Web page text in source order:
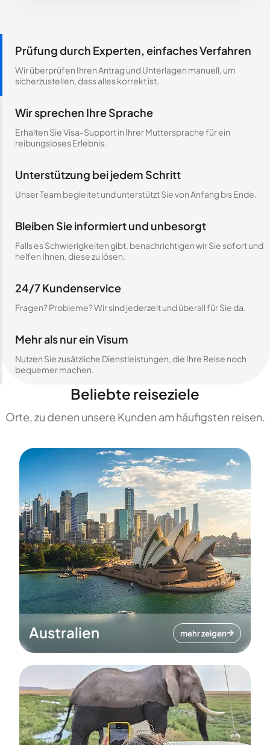
Prüfung durch Experten, einfaches Verfahren
Wir überprüfen Ihren Antrag und Unterlagen manuell, um
sicherzustellen, dass alles korrekt ist.
Wir sprechen Ihre Sprache
Erhalten Sie Visa-Support in Ihrer Muttersprache für ein
reibungsloses Erlebnis.
Unterstützung bei jedem Schritt
Unser Team begleitet und unterstützt Sie von Anfang bis Ende.
Bleiben Sie informiert und unbesorgt
Falls es Schwierigkeiten gibt, benachrichtigen wir Sie sofort und
helfen Ihnen, diese zu lösen.
24/7 Kundenservice
Fragen? Probleme? Wir sind jederzeit und überall für Sie da.
Mehr als nur ein Visum
Nutzen Sie zusätzliche Dienstleistungen, die Ihre Reise noch
bequemer machen.
Beliebte reiseziele
Orte, zu denen unsere Kunden am häufigsten reisen.
Australien mehr zeigen